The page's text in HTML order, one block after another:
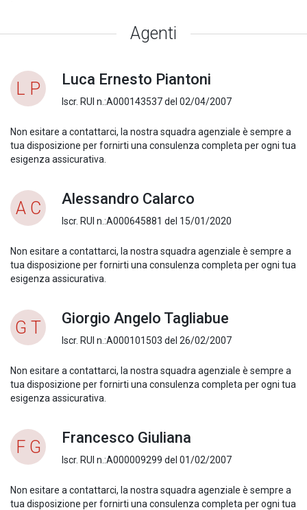
Agenti
L P Luca Ernesto Piantoni
Iscr. RUI n.:A000143537 del 02/04/2007
Non esitare a contattarci, la nostra squadra agenziale è sempre a
tua disposizione per fornirti una consulenza completa per ogni tua
esigenza assicurativa.
A C Alessandro Calarco
Iscr. RUI n.:A000645881 del 15/01/2020
Non esitare a contattarci, la nostra squadra agenziale è sempre a
tua disposizione per fornirti una consulenza completa per ogni tua
esigenza assicurativa.
G T Giorgio Angelo Tagliabue
Iscr. RUI n.:A000101503 del 26/02/2007
Non esitare a contattarci, la nostra squadra agenziale è sempre a
tua disposizione per fornirti una consulenza completa per ogni tua
esigenza assicurativa.
F G Francesco Giuliana
Iscr. RUI n.:A000009299 del 01/02/2007
Non esitare a contattarci, la nostra squadra agenziale è sempre a
tua disposizione per fornirti una consulenza completa per ogni tua